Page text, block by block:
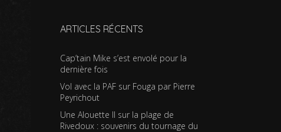
ARTICLES RÉCENTS
Cap’tain Mike s’est envolé pour la
dernière fois
Vol avec la PAF sur Fouga par Pierre
Peyrichout
Une Alouette II sur la plage de
Rivedoux : souvenirs du tournage du